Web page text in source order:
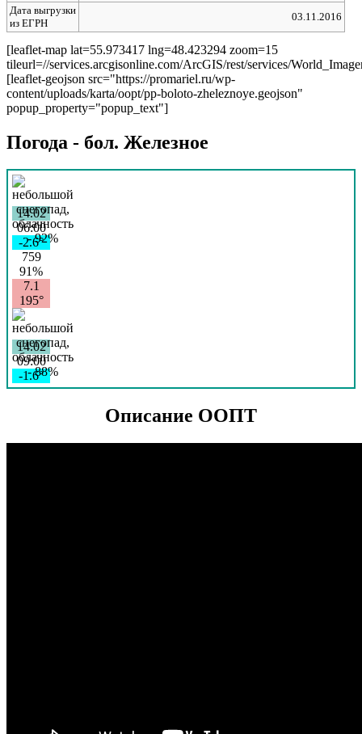
Дата выгрузки
из ЕГРН
03.11.2016
[leaflet-map lat=55.973417 lng=48.423294 zoom=15
tileurl=//services.arcgisonline.com/ArcGIS/rest/services/
[leaflet-geojson src="https://promariel.ru/wp-
content/uploads/karta/oopt/pp-boloto-zheleznoye.geojson"
popup_property="popup_text"]
Погода - бол. Железное
14.02
06:00
-2.6°
759
91%
7.1
195°
14.02
09:00
-1.6°
759
Описание ООПТ